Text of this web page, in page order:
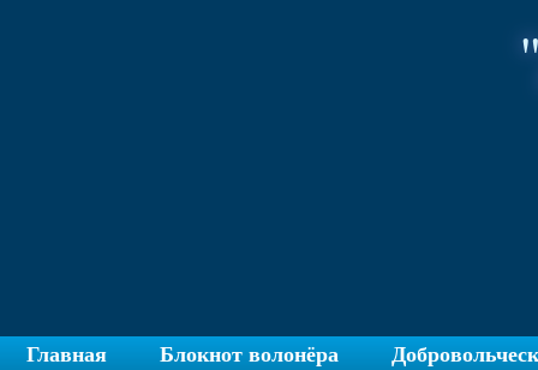
Главная Блокнот волонёра